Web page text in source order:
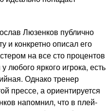
Люзенков публично
и конкретно описал его
на все сто процентов
любого яркого игрока, есть
Однако тренер
прессе, а ориентируется
напомнил, что в плей-